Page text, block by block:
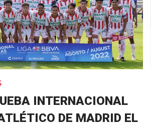
INTERNACIONAL
DE MADRID EL